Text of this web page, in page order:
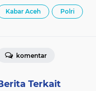
Kabar Aceh Polri
komentar
Terkait